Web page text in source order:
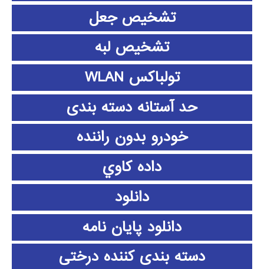
تشخیص جعل
تشخیص لبه
تولباکس WLAN
حد آستانه دسته بندی
خودرو بدون راننده
داده كاوي
دانلود
دانلود پايان نامه
دسته بندی کننده درختی